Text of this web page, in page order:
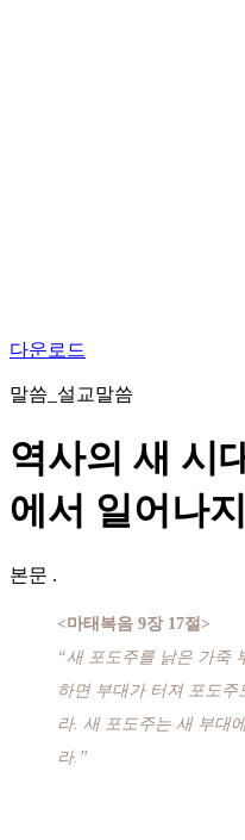
다운로드
말씀_설교말씀
역사의 새 시
에서 일어나
본문 .
<마태복음 9장 17절>
“새 포도주를 낡은 가죽
하면 부대가 터져 포도
라. 새 포도주는 새 부대
라.”